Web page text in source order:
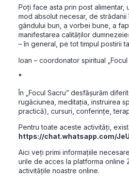
Poți face asta prin post alimentar,
mod absolut necesar, de strădanii
gândului bun, a vorbei bune, a
manifestarea calităților
– în general, pe tot timpul postirii
Ioan – coordonator spiritual „Focul
*
În „Focul Sacru” desfășurăm
rugăciunea, meditația, instruirea
practică), cursuri, conferințe,
Pentru toate aceste activități,
https://chat.whatsapp.com/
Aici veți primi informațiile
urile de acces la platforma online
activitățile noastre online.